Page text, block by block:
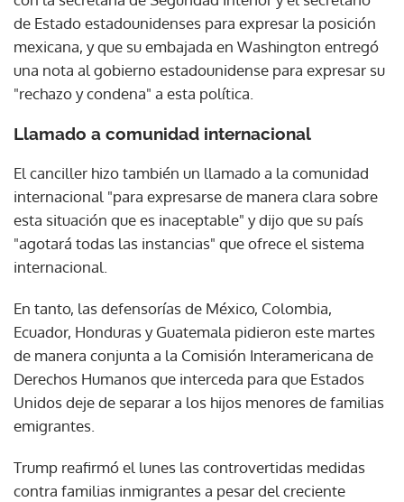
de Estado estadounidenses para expresar la posición
mexicana, y que su embajada en Washington entregó
una nota al gobierno estadounidense para expresar su
"rechazo y condena" a esta política.
Llamado a comunidad internacional
El canciller hizo también un llamado a la comunidad
internacional "para expresarse de manera clara sobre
esta situación que es inaceptable" y dijo que su país
"agotará todas las instancias" que ofrece el sistema
internacional.
En tanto, las defensorías de México, Colombia,
Ecuador, Honduras y Guatemala pidieron este martes
de manera conjunta a la Comisión Interamericana de
Derechos Humanos que interceda para que Estados
Unidos deje de separar a los hijos menores de familias
emigrantes.
Trump reafirmó el lunes las controvertidas medidas
contra familias inmigrantes a pesar del creciente